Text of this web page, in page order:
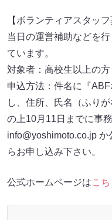
【ボランティアスタッフ
当日の運営補助などを
ています。
対象者：高校生以上の方
申込方法：件名に『
し、住所、氏名（ふり
の上10月11日までに事
info@yoshimoto.co.jp
らお申し込み下さい。
公式ホームページはこち